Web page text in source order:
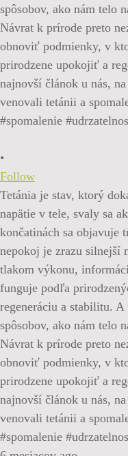
•
Follow
Tetánia je stav, ktorý
napätie v tele, svaly sa
končatinách sa objavuje
nepokoj je zrazu silnejší
tlakom výkonu,
funguje podľa
regeneráciu a stabilitu.
spôsobov, ako nám telo
Návrat k prírode preto
obnoviť podmienky, v
prirodzene upokojiť a
najnovší článok u nás,
venovali tetánii a
#spomalenie